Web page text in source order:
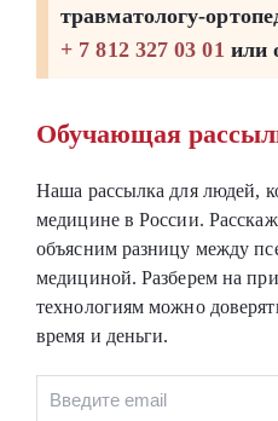
травматологу-
+ 7 812 327 03 01 или
Обучающая
Наша рассылка для людей,
медицине в России.
объясним разницу между
медициной. Разберем на
технологиям можно
время и деньги.